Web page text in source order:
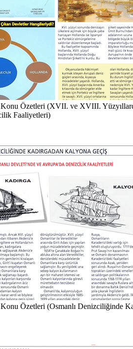
Konu Özetleri (XVII. ve XVIII.
Faaliyetleri)
Konu Özetleri (Osmanlı Denizciliğinde